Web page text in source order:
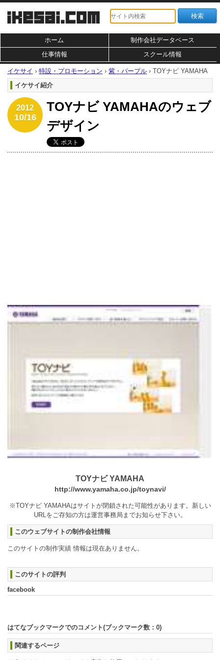
ホーム
制作会社データベース
仕事情報
スクール情報
イケサイ › 特設・プロモーション › 紫・パープル › TOYナビ YAMAHA
イケサイ紹介
2012
10/16
TOYナビ YAMAHAのウェブ
デザイン
TOYナビ YAMAHA
http://www.yamaha.co.jp/toynavi/
※TOYナビ YAMAHAはサイトが閉鎖された可能性があります。新しい
URLをご存知の方は運営事務局までお知らせ下さい。
このウェブサイトの制作会社情報
このサイトの制作実績 情報は現在ありません。
このサイトの評判
facebook
はてなブックマークでのコメント(ブックマーク数： 0)
関連するページ